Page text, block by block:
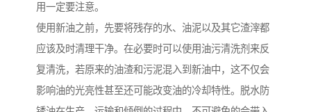
用一定要注意。
使用新油之前，先要将残存的水、油泥以及其它渣滓都
应该及时清理干净。在必要时可以使用油污清洗剂来反
复清洗，若原来的油渣和污泥混入到新油中，这不仅会
影响油的光亮性甚至还可能改变油的冷却特性。脱水防